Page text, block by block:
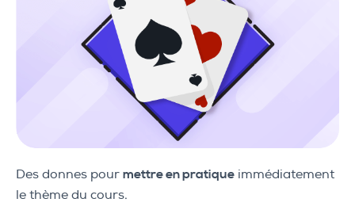
Des donnes pour mettre en pratique immédiatement
le thème du cours.